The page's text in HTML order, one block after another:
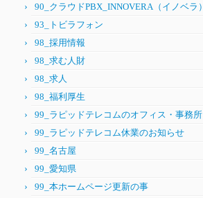
90_クラウドPBX_INNOVERA（イノベラ）
93_トビラフォン
98_採用情報
98_求む人財
98_求人
98_福利厚生
99_ラピッドテレコムのオフィス・事務所
99_ラピッドテレコム休業のお知らせ
99_名古屋
99_愛知県
99_本ホームページ更新の事